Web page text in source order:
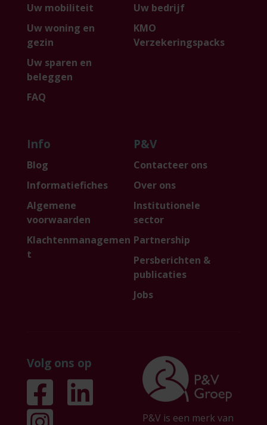
Uw mobiliteit
Uw woning en
gezin
Uw sparen en
beleggen
FAQ
Uw bedrijf
KMO
Verzekeringspacks
Info
Blog
Informatiefiches
Algemene
voorwaarden
Klachtenmanagemen
t
P&V
Contacteer ons
Over ons
Institutionele
sector
Partnership
Persberichten &
publicaties
Jobs
Volg ons op
P&V is een merk van